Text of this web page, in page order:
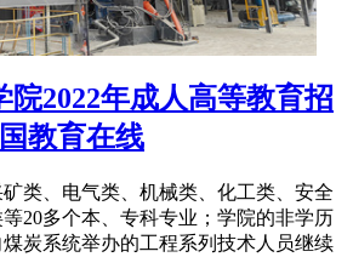
院2022年成人高等教育招
教育在线
类、电气类、机械类、化工类、安全
20多个本、专科专业；学院的非学历
炭系统举办的工程系列技术人员继续